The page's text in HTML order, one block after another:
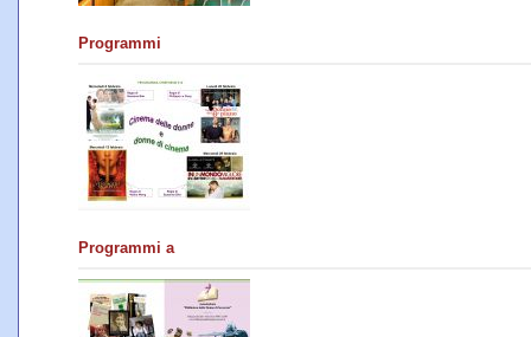
Programmi
Programmi a